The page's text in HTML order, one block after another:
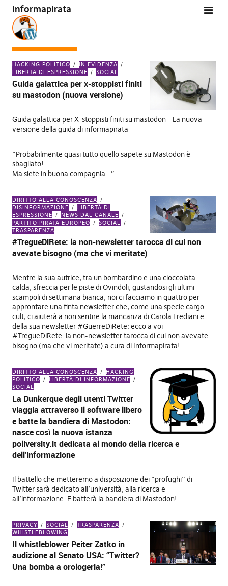
informapirata
TAG:TWITTER
HACKING POLITICO
IN EVIDENZA
LIBERTÀ DI ESPRESSIONE
SOCIAL
Guida galattica per x-stoppisti finiti
su mastodon (nuova versione)
Guida galattica per X-stoppisti finiti su mastodon – La nuova
versione della guida di informapirata
“Probabilmente quasi tutto quello sapete su Mastodon è
sbagliato!
Ma siete in buona compagnia…”
DIRITTO ALLA CONOSCENZA
DISINFORMAZIONE
LIBERTÀ DI
ESPRESSIONE
NEWS DAL CANALE
PARTITO PIRATA EUROPEO
SOCIAL
TRASPARENZA
#TregueDiRete: la non-newsletter tarocca di cui non
avevate bisogno (ma che vi meritate)
Mentre la sua autrice, tra un bombardino e una cioccolata
calda, sfreccia per le piste di Ovindoli, gustandosi gli ultimi
scampoli di settimana bianca, noi ci facciamo in quattro per
approntare una finta newsletter che, come una specie cargo
cult, ci aiuterà a non sentire la mancanza di Carola Frediani e
della sua newsletter #GuerreDiRete: ecco a voi
#TregueDiRete. la non-newsletter tarocca di cui non avevate
bisogno (ma che vi meritate) a cura di Informapirata!
DIRITTO ALLA CONOSCENZA
HACKING
POLITICO
LIBERTÀ DI INFORMAZIONE
SOCIAL
La Dunkerque degli utenti Twitter
viaggia attraverso il software libero
e batte la bandiera di Mastodon:
nasce così la nuova istanza
poliversity.it dedicata al mondo della ricerca e
dell’informazione
Il battello che metteremo a disposizione dei “profughi” di
Twitter sarà dedicato all’università, alla ricerca e
all’informazione. E batterà la bandiera di Mastodon!
PRIVACY SOCIAL
TRASPARENZA
WHISTLEBLOWING
Il whistleblower Peiter Zatko in
audizione al Senato USA: “Twitter?
Una bomba a orologeria!”